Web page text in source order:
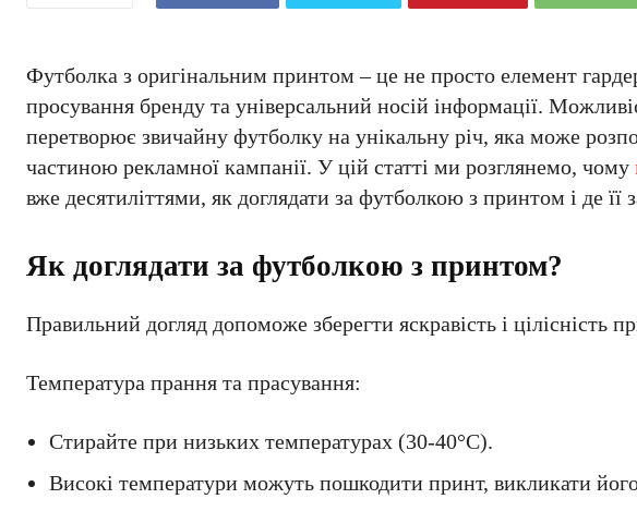
Футболка з оригінальним принтом – це не просто елемент
просування бренду та універсальний носій інформації.
перетворює звичайну футболку на унікальну річ, яка може
частиною рекламної кампанії. У цій статті ми розглянемо, чому
вже десятиліттями, як доглядати за футболкою з принтом і де її
Як доглядати за футболкою з принтом?
Правильний догляд допоможе зберегти яскравість і цілісність
Температура прання та прасування:
Стирайте при низьких температурах (30-40°C).
Високі температури можуть пошкодити принт, викликати